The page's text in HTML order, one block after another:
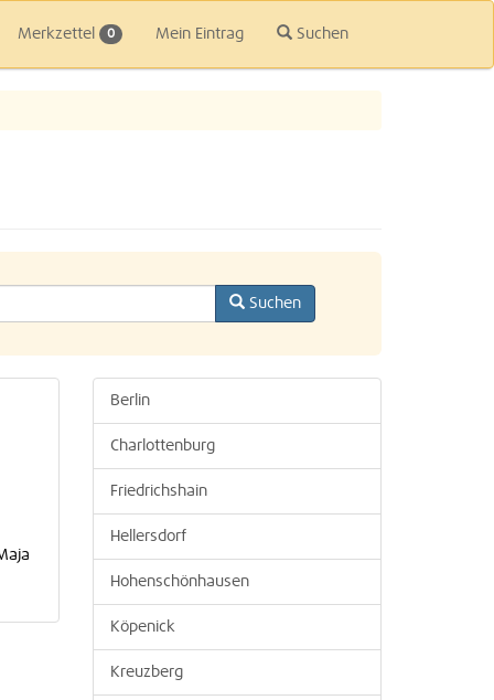
Merkzettel 0 Mein Eintrag Suchen
Suchen
Berlin
Charlottenburg
Friedrichshain
Hellersdorf
Hohenschönhausen
Köpenick
Kreuzberg